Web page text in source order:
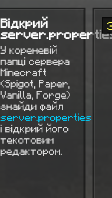
Відкрий
У кореневій
папці сервера
Minecraft
(Spigot, Paper,
Vanilla, Forge)
знайди файл
server.properties
і відкрий його
текстовим
редактором.